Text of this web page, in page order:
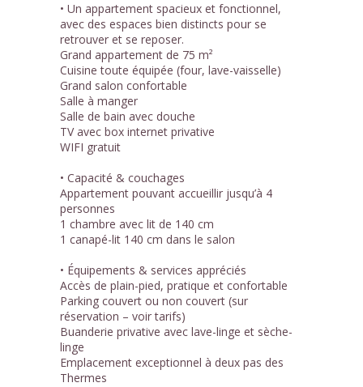
• Un appartement spacieux et fonctionnel,
avec des espaces bien distincts pour se
retrouver et se reposer.
Grand appartement de 75 m²
Cuisine toute équipée (four, lave-vaisselle)
Grand salon confortable
Salle à manger
Salle de bain avec douche
TV avec box internet privative
WIFI gratuit
• Capacité & couchages
Appartement pouvant accueillir jusqu’à 4
personnes
1 chambre avec lit de 140 cm
1 canapé-lit 140 cm dans le salon
• Équipements & services appréciés
Accès de plain-pied, pratique et confortable
Parking couvert ou non couvert (sur
réservation – voir tarifs)
Buanderie privative avec lave-linge et sèche-
linge
Emplacement exceptionnel à deux pas des
Thermes